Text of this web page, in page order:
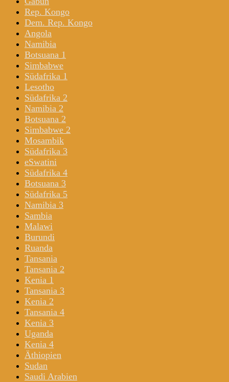
Rep. Kongo
Dem. Rep. Kongo
Angola
Namibia
Botsuana 1
Simbabwe
Südafrika 1
Lesotho
Südafrika 2
Namibia 2
Botsuana 2
Simbabwe 2
Mosambik
Südafrika 3
eSwatini
Südafrika 4
Botsuana 3
Südafrika 5
Namibia 3
Sambia
Malawi
Burundi
Ruanda
Tansania
Tansania 2
Kenia 1
Tansania 3
Kenia 2
Tansania 4
Kenia 3
Uganda
Kenia 4
Äthiopien
Sudan
Saudi Arabien